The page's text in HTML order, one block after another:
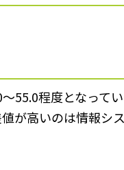
55.0程度となって
高いのは情報シ